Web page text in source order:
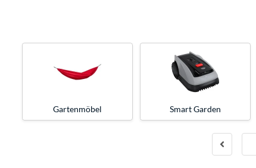
Gartenmöbel Smart Garden